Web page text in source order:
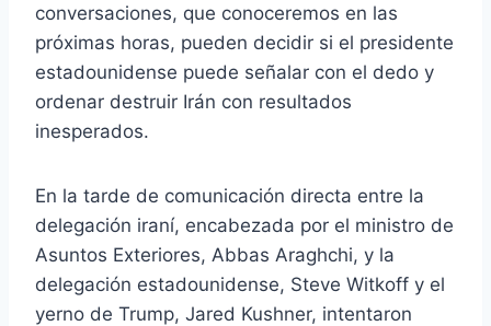
conversaciones, que conoceremos en las
próximas horas, pueden decidir si el presidente
estadounidense puede señalar con el dedo y
ordenar destruir Irán con resultados
inesperados.
En la tarde de comunicación directa entre la
delegación iraní, encabezada por el ministro de
Asuntos Exteriores, Abbas Araghchi, y la
delegación estadounidense, Steve Witkoff y el
yerno de Trump, Jared Kushner, intentaron